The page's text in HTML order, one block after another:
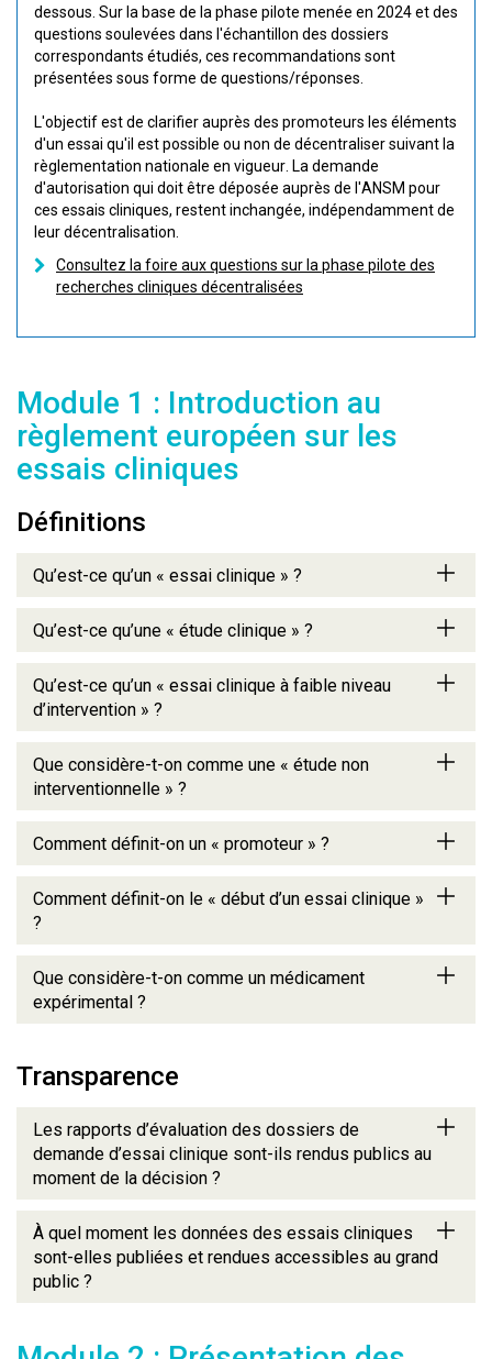
dessous. Sur la base de la phase pilote menée en 2024 et des
questions soulevées dans l'échantillon des dossiers
correspondants étudiés, ces recommandations sont
présentées sous forme de questions/réponses.
L'objectif est de clarifier auprès des promoteurs les éléments
d'un essai qu'il est possible ou non de décentraliser suivant la
règlementation nationale en vigueur. La demande
d'autorisation qui doit être déposée auprès de l'ANSM pour
ces essais cliniques, restent inchangée, indépendamment de
leur décentralisation.
Consultez la foire aux questions sur la phase pilote des
recherches cliniques décentralisées
Module 1 : Introduction au
règlement européen sur les
essais cliniques
Définitions
Qu’est-ce qu’un « essai clinique » ?
Qu’est-ce qu’une « étude clinique » ?
Qu’est-ce qu’un « essai clinique à faible niveau
d’intervention » ?
Que considère-t-on comme une « étude non
interventionnelle » ?
Comment définit-on un « promoteur » ?
Comment définit-on le « début d’un essai clinique »
?
Que considère-t-on comme un médicament
expérimental ?
Transparence
Les rapports d’évaluation des dossiers de
demande d’essai clinique sont-ils rendus publics au
moment de la décision ?
À quel moment les données des essais cliniques
sont-elles publiées et rendues accessibles au grand
public ?